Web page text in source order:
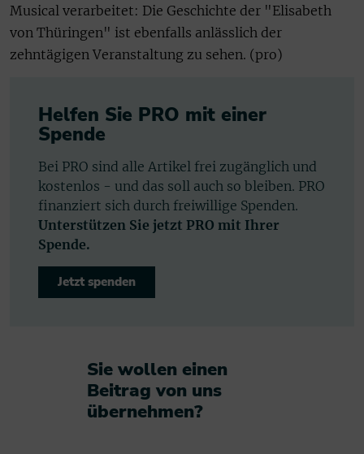
Musical verarbeitet: Die Geschichte der "Elisabeth
von Thüringen" ist ebenfalls anlässlich der
zehntägigen Veranstaltung zu sehen. (pro)
Helfen Sie PRO mit einer
Spende
Bei PRO sind alle Artikel frei zugänglich und
kostenlos - und das soll auch so bleiben. PRO
finanziert sich durch freiwillige Spenden.
Unterstützen Sie jetzt PRO mit Ihrer
Spende.
Jetzt spenden
Sie wollen einen
Beitrag von uns
übernehmen?​